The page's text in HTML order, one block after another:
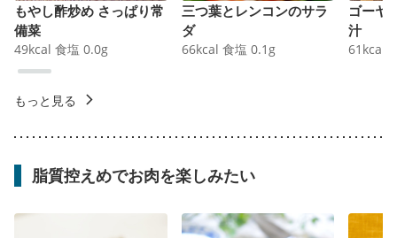
もやし酢炒め さっぱり常
備菜
49kcal 食塩 0.0g
三つ葉とレンコンのサラ
ダ
66kcal 食塩 0.1 g
ゴーヤ
汁
61 kcal
もっと見る
脂質控えめでお肉を楽しみたい